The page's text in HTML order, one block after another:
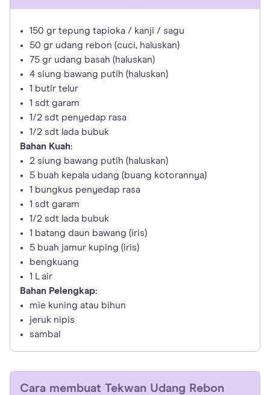
150 gr tepung tapioka / kanji / sagu
50 gr udang rebon (cuci, haluskan)
75 gr udang basah (haluskan)
4 siung bawang putih (haluskan)
1 butir telur
1 sdt garam
1/2 sdt penyedap rasa
1/2 sdt lada bubuk
Bahan Kuah:
2 siung bawang putih (haluskan)
5 buah kepala udang (buang kotorannya)
1 bungkus penyedap rasa
1 sdt garam
1/2 sdt lada bubuk
1 batang daun bawang (iris)
5 buah jamur kuping (iris)
bengkuang
1 L air
Bahan Pelengkap:
mie kuning atau bihun
jeruk nipis
sambal
Cara membuat Tekwan Udang Rebon